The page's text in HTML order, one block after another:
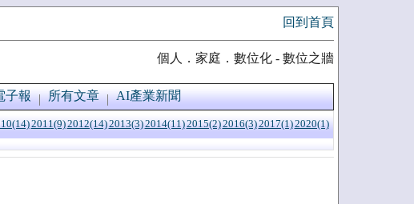
回到首頁
個人．家庭．數位化 - 數位之牆
子報 所有文章 AI產業新聞
2011(9)2012(14)2013(3)2014(11)2015(2)2016(3)2017(1)2020(1)